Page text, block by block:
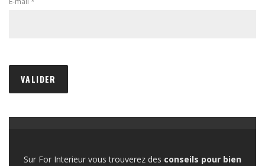
Sur For Interieur vous trouverez des conseils pour bien